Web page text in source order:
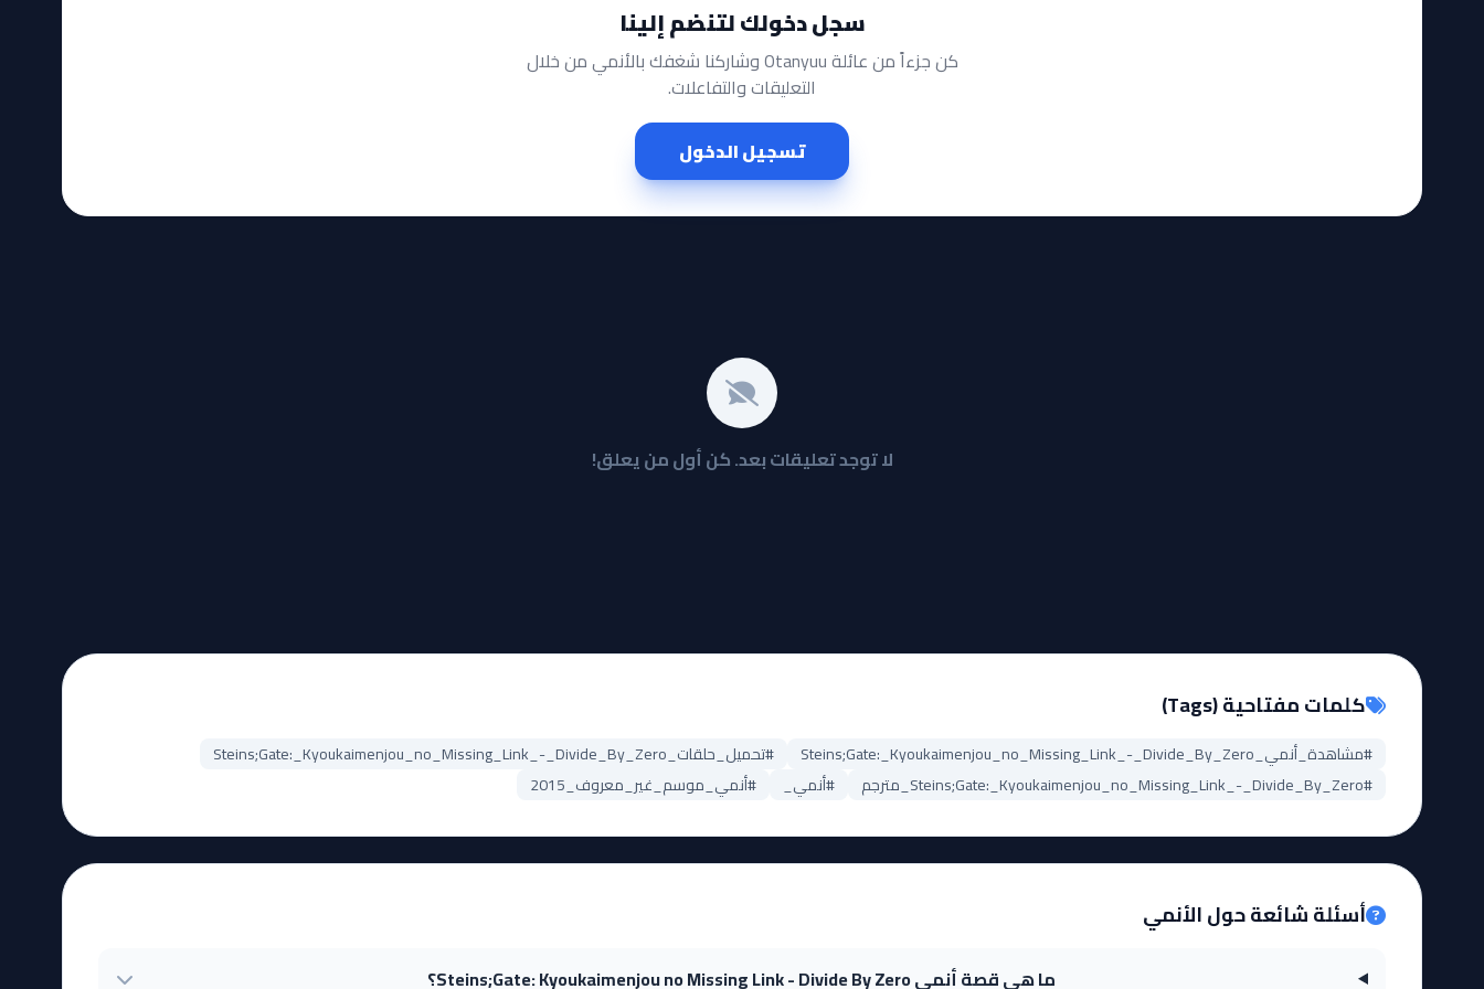
سجل دخولك لتنضم إلينا
كن جزءاً من عائلة Otanyuu وشاركنا شغفك بالأنمي من خلال
التعليقات والتفاعلات.
تسجيل الدخول
لا توجد تعليقات بعد. كن أول من يعلق!
كلمات مفتاحية (Tags)
#مشاهدة_أنمي_Steins;Gate:_Kyoukaimenjou_no_Missing_Link_-_Divide_By_Zero
#تحميل_حلقات_Steins;Gate:_Kyoukaimenjou_no_Missing_Link_-_Divide_By_Zero
#Steins;Gate:_Kyoukaimenjou_no_Missing_Link_-_Divide_By_Zero_مترجم
#أنمي_ #أنمي_موسم_غير_معروف_2015
أسئلة شائعة حول الأنمي
ما هي قصة أنمي Steins;Gate: Kyoukaimenjou no Missing Link - Divide By Zero؟